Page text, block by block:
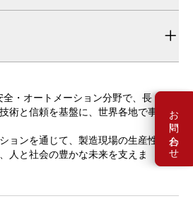
お問い合わせ
・オートメーション分野で、長
術と信頼を基盤に、世界各地で事
ョンを通じて、製造現場の生産性
人と社会の豊かな未来を支えま